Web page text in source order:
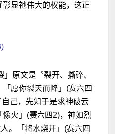
显祂伟大的权能，这正
」原文是〝裂开、撕碎、
愿你裂天而降」(赛六四
己，先知于是求神破云
火」(赛六四2)，神如烈
。「将水烧开」(赛六四